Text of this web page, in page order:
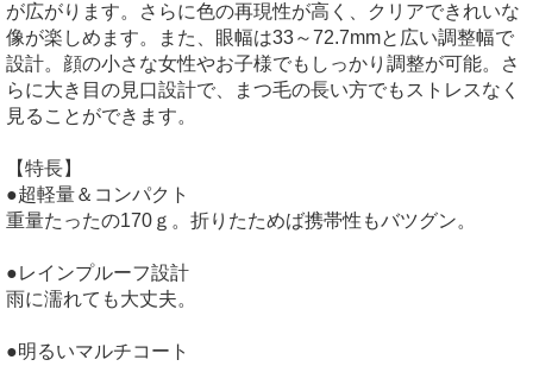
が広がります。さらに色の再現性が高く、クリアできれいな
像が楽しめます。また、眼幅は33～72.7mmと広い調整幅で
設計。顔の小さな女性やお子様でもしっかり調整が可能。さ
らに大き目の見口設計で、まつ毛の長い方でもストレスなく
見ることができます。
【特長】
●超軽量＆コンパクト
重量たったの170ｇ。折りたためば携帯性もバツグン。
●レインプルーフ設計
雨に濡れても大丈夫。
●明るいマルチコート